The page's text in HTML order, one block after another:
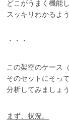
どこがうまく機能
スッキリわかるよ
・・・
この架空のケース
そのセットにそって
分析してみましょう
まず、状況。